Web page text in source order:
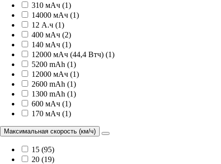
310 мАч (1)
14000 мАч (1)
12 А.ч (1)
400 мАч (2)
140 мАч (1)
12000 мАч (44,4 Втч) (1)
5200 mAh (1)
12000 мАч (1)
2600 mAh (1)
1300 mAh (1)
600 мАч (1)
170 мАч (1)
Максимальная скорость (км/ч)
15 (95)
20 (19)